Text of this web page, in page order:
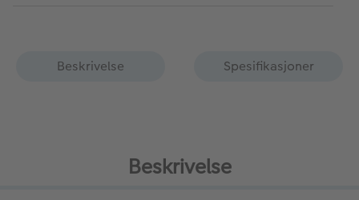
Beskrivelse Spesifikasjoner
Beskrivelse